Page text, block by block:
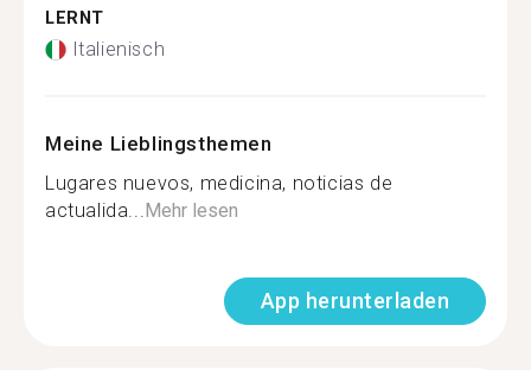
LERNT
Italienisch
Meine Lieblingsthemen
Lugares nuevos, medicina, noticias de
actualida...Mehr lesen
App herunterladen